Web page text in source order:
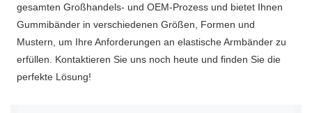
gesamten Großhandels- und OEM-Prozess und bietet Ihnen
Gummibänder in verschiedenen Größen, Formen und
Mustern, um Ihre Anforderungen an elastische Armbänder zu
erfüllen. Kontaktieren Sie uns noch heute und finden Sie die
perfekte Lösung!